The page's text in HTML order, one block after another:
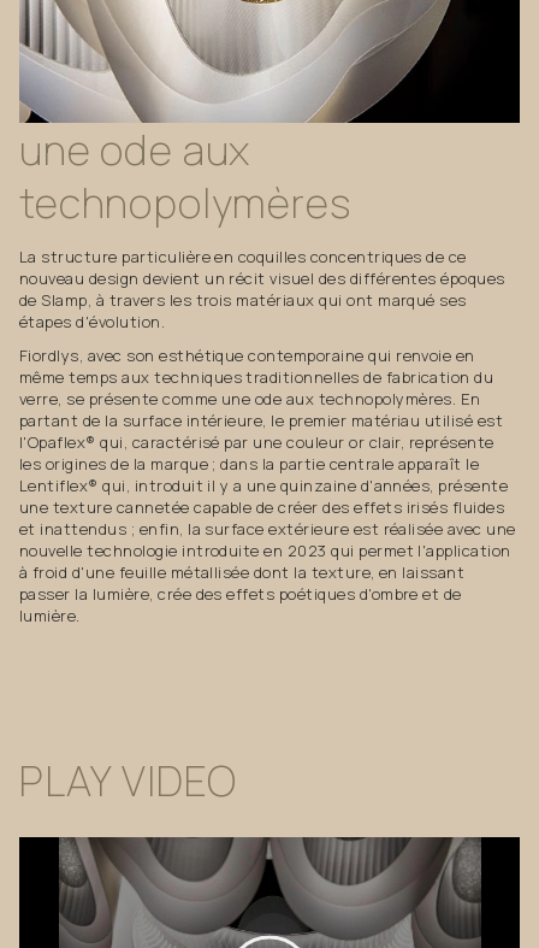
une ode aux
technopolymères
La structure particulière en coquilles concentriques de ce
nouveau design devient un récit visuel des différentes époques
de Slamp, à travers les trois matériaux qui ont marqué ses
étapes d'évolution.
Fiordlys, avec son esthétique contemporaine qui renvoie en
même temps aux techniques traditionnelles de fabrication du
verre, se présente comme une ode aux technopolymères. En
partant de la surface intérieure, le premier matériau utilisé est
l'Opaflex® qui, caractérisé par une couleur or clair, représente
les origines de la marque ; dans la partie centrale apparaît le
Lentiflex® qui, introduit il y a une quinzaine d'années, présente
une texture cannetée capable de créer des effets irisés fluides
et inattendus ; enfin, la surface extérieure est réalisée avec une
nouvelle technologie introduite en 2023 qui permet l'application
à froid d'une feuille métallisée dont la texture, en laissant
passer la lumière, crée des effets poétiques d'ombre et de
lumière.
PLAYVIDEO